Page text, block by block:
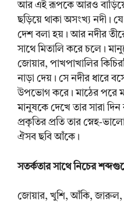
আর এই রূপকে আরও বাড়িয়ে
ছড়িয়ে থাকা অসংখ্য নদী।
দেশ বলা হয়। আর নদীর
সাথে মিতালি করে চলে।
জোয়ার, পাখপাখালির
নাড়া দেয়। সে নদীর ধারে
উপভোগ করে। মাঠের পরে
মানুষকে দেখে তার সারা
প্রকৃতির প্রতি তার স্নেহ-
ঐসব ছবি আঁকে।
সতর্কতার সাথে নিচের
জোয়ার, খুশি, আঁকি, জারুল,